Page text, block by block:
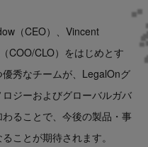
（CEO）、Vincent
COO/CLO）をはじめとす
秀なチームが、LegalOnグ
ジーおよびグローバルガバ
ることで、今後の製品・事
ことが期待されます。